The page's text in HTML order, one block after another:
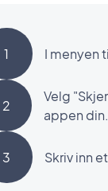
1 I menyen
2
Velg
appen din.
3 Skriv inn